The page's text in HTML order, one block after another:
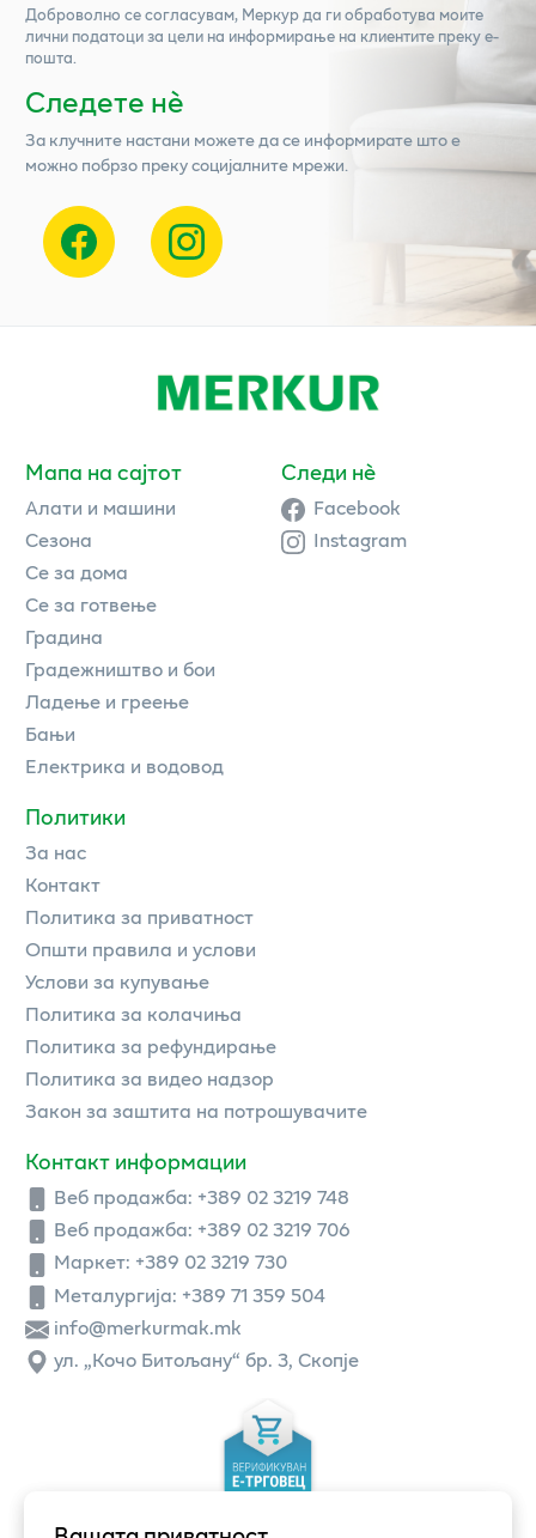
Доброволно се согласувам, Меркурда ги обработува моите
лични податоци за цели на информирање на клиентите преку е-
пошта.
Следете нѐ
За клучните настани можете да се информирате што е
можно побрзо преку социјалните мрежи.
Мапа на сајтот
Алати и машини
Сезона
Се за дома
Се за готвење
Градина
Градежништво и бои
Ладење и греење
Бањи
Електрика и водовод
Политики
За нас
Контакт
Политика за приватност
Општи правила и услови
Услови за купување
Политика за колачиња
Политика за рефундирање
Политика за видео надзор
Закон за заштита на потрошувачите
Контакт информации
Веб продажба: +389 02 3219 748
Веб продажба: +389 02 3219 706
Маркет: +389 02 3219 730
Металургија: +389 71 359 504
info@merkurmak.mk
ул. „Кочо Битољану“ бр. 3, Скопје
Следи нè
Facebook
Instagram